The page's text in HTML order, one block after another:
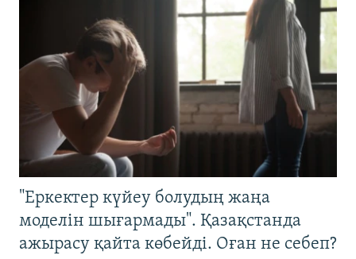
"Еркектер күйеу болудың жаңа
моделін шығармады". Қазақстанда
ажырасу қайта көбейді. Оған не себеп?